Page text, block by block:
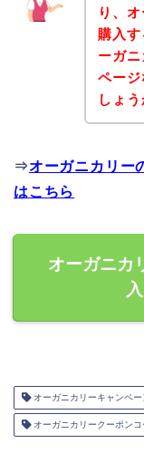
り、
購入
ーガ
ペー
しょう
⇒オーガニカリー
はこちら
オーガニカ
オーガニカリーキャンペー
オーガニカリークーポンコ